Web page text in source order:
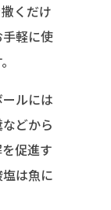
くだけ
軽に使
ルには
どから
促進す
は魚に